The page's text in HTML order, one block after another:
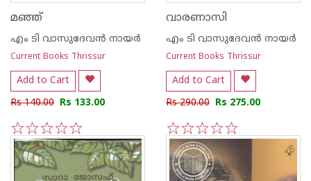
മഞ്ഞ്
എം ടി വാസുദേവന്‍ നായര്‍
Current Books Thrissur
Add to Cart
Rs 140.00 Rs 133.00
5
4
3
2
1
വാരണാസി
എം ടി വാസുദേവന്‍ നായര്‍
Current Books Thrissur
Add to Cart
Rs 290.00 Rs 275.00
5
4
3
2
1